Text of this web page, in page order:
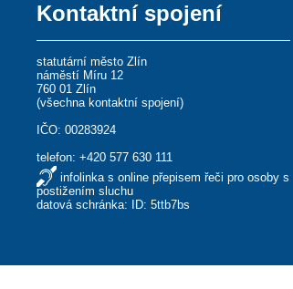
Kontaktní spojení
statutární město Zlín
náměstí Míru 12
760 01 Zlín
(všechna kontaktní spojení)
IČO: 00283924
telefon:+420 577 630 111
infolinka s online přepisem řeči pro osoby s
postižením sluchu
datová schránka: ID: 5ttb7bs